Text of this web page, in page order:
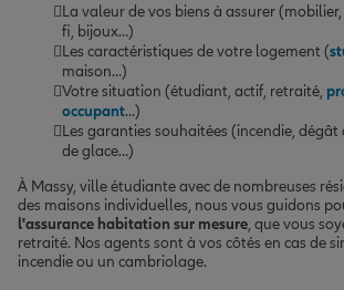
La valeur de vos biens à assurer
fi, bijoux…)
Les caractéristiques de votre logement (
maison…)
Votre situation (étudiant, actif, retraité,
occupant…)
Les garanties souhaitées (incendie, dégât
de glace…)
À Massy, ville étudiante avec de nombreuses
des maisons individuelles, nous vous guidons
l'assurance habitation sur mesure, que vous
retraité. Nos agents sont à vos côtés en cas de
incendie ou un cambriolage.